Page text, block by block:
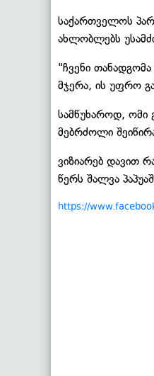
საქართველოს
ახლობლებს
"ჩვენი
მჯერა, ის უფრო
სამწუხაროდ, ომი
მებრძოლი
ვიზიარებ დავით
წერს შალვა
https://